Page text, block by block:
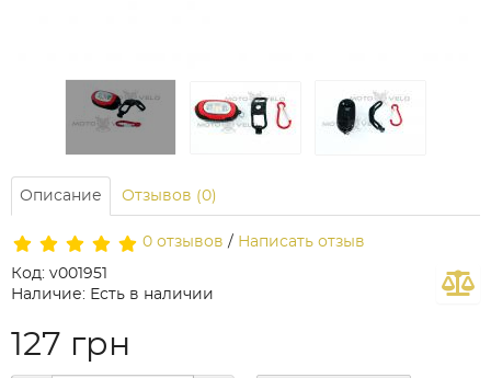
Описание Отзывов (0)
0 отзывов / Написать отзыв
Код: v001951
Наличие: Есть в наличии
127 грн